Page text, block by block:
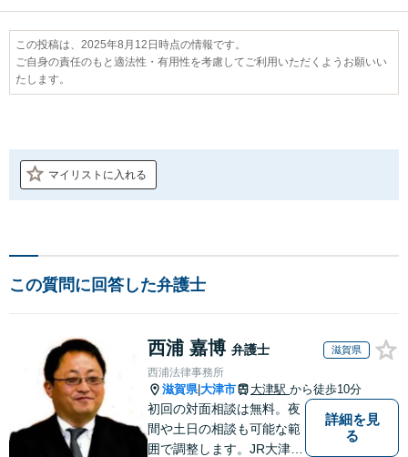
この投稿は、2025年8月12日時点の情報です。
ご自身の責任のもと適法性・有用性を考慮してご利用いただくようお願いい
たします。
マイリストに入れる
この質問に回答した弁護士
西浦 嘉博 弁護士 滋賀県
西浦法律事務所
滋賀県|大津市 大津駅 から徒歩10分
初回の対面相談は無料。夜
間や土日の相談も可能な範
囲で調整します。JR大津駅
詳細を見
る